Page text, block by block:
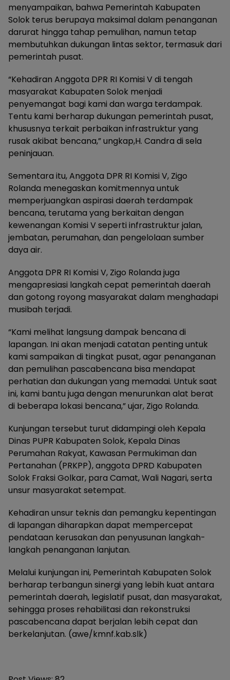
menyampaikan, bahwa Pemerintah Kabupaten
Solok terus berupaya maksimal dalam penanganan
darurat hingga tahap pemulihan, namun tetap
membutuhkan dukungan lintas sektor, termasuk dari
pemerintah pusat.
“Kehadiran Anggota DPR RI Komisi V di tengah
masyarakat Kabupaten Solok menjadi
penyemangat bagi kami dan warga terdampak.
Tentu kami berharap dukungan pemerintah pusat,
khususnya terkait perbaikan infrastruktur yang
rusak akibat bencana,” ungkap,H. Candra di sela
peninjauan.
Sementara itu, Anggota DPR RI Komisi V, Zigo
Rolanda menegaskan komitmennya untuk
memperjuangkan aspirasi daerah terdampak
bencana, terutama yang berkaitan dengan
kewenangan Komisi V seperti infrastruktur jalan,
jembatan, perumahan, dan pengelolaan sumber
daya air.
Anggota DPR RI Komisi V, Zigo Rolanda juga
mengapresiasi langkah cepat pemerintah daerah
dan gotong royong masyarakat dalam menghadapi
musibah terjadi.
“Kami melihat langsung dampak bencana di
lapangan. Ini akan menjadi catatan penting untuk
kami sampaikan di tingkat pusat, agar penanganan
dan pemulihan pascabencana bisa mendapat
perhatian dan dukungan yang memadai. Untuk saat
ini, kami bantu juga dengan menurunkan alat berat
di beberapa lokasi bencana,” ujar, Zigo Rolanda.
Kunjungan tersebut turut didampingi oleh Kepala
Dinas PUPR Kabupaten Solok, Kepala Dinas
Perumahan Rakyat, Kawasan Permukiman dan
Pertanahan (PRKPP), anggota DPRD Kabupaten
Solok Fraksi Golkar, para Camat, Wali Nagari, serta
unsur masyarakat setempat.
Kehadiran unsur teknis dan pemangku kepentingan
di lapangan diharapkan dapat mempercepat
pendataan kerusakan dan penyusunan langkah-
langkah penanganan lanjutan.
Melalui kunjungan ini, Pemerintah Kabupaten Solok
berharap terbangun sinergi yang lebih kuat antara
pemerintah daerah, legislatif pusat, dan masyarakat,
sehingga proses rehabilitasi dan rekonstruksi
pascabencana dapat berjalan lebih cepat dan
berkelanjutan. (awe/kmnf.kab.slk)